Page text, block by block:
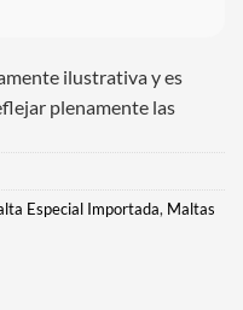
ilustrativa y es
plenamente las
Especial Importada, Maltas